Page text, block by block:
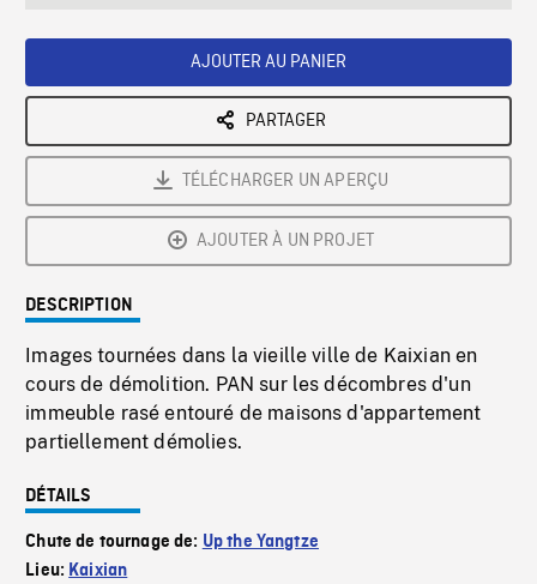
AJOUTER AU PANIER
PARTAGER
TÉLÉCHARGER UN APERÇU
AJOUTER À UN PROJET
DESCRIPTION
Images tournées dans la vieille ville de Kaixian en
cours de démolition. PAN sur les décombres d'un
immeuble rasé entouré de maisons d'appartement
partiellement démolies.
DÉTAILS
Chute de tournage de: Up the Yangtze
Lieu: Kaixian